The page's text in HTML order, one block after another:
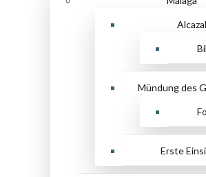
Mündung des
Erste